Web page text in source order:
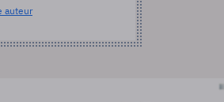
auteur